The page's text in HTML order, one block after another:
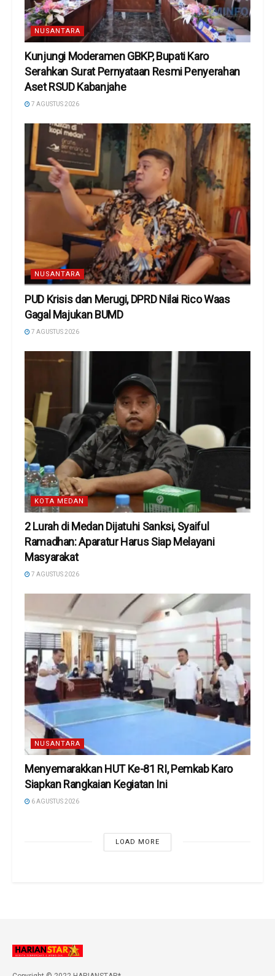
NUSANTARA
Kunjungi Moderamen GBKP, Bupati Karo
Serahkan Surat Pernyataan Resmi Penyerahan
Aset RSUD Kabanjahe
7 AGUSTUS 2026
NUSANTARA
PUD Krisis dan Merugi, DPRD Nilai Rico Waas
Gagal Majukan BUMD
7 AGUSTUS 2026
KOTA MEDAN
2 Lurah di Medan Dijatuhi Sanksi, Syaiful
Ramadhan: Aparatur Harus Siap Melayani
Masyarakat
7 AGUSTUS 2026
NUSANTARA
Menyemarakkan HUT Ke-81 RI, Pemkab Karo
Siapkan Rangkaian Kegiatan Ini
6 AGUSTUS 2026
LOAD MORE